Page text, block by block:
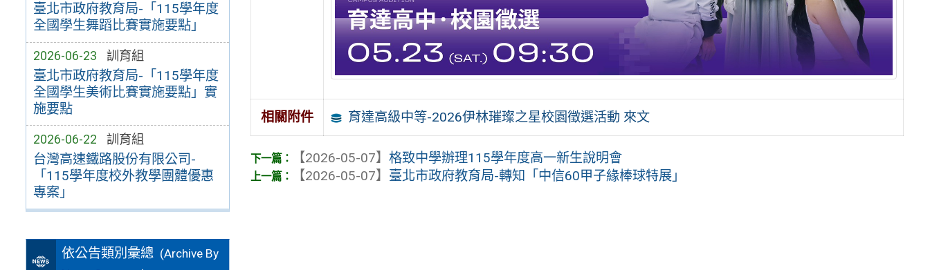
臺北市政府教育局-「115學年度
全國學生舞蹈比賽實施要點」
2026-06-23 訓育組
臺北市政府教育局-「115學年度
全國學生美術比賽實施要點」實
施要點
2026-06-22 訓育組
台灣高速鐵路股份有限公司-
「115學年度校外教學團體優惠
專案」
依公告類別彙總 (Archive By
相關附件 育達高級中等-2026伊林璀璨之星校園徵選活動 來文
【2026-05-07】格致中學辦理115學年度高一新生說明會
【2026-05-07】 臺北市政府教育局-轉知「中信60甲子緣棒球特展」